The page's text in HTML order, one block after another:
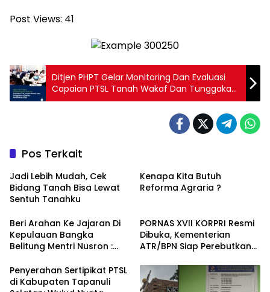
Post Views: 41
Ditjen PHPT Gelar Monitoring Dan Evaluasi
Capaian PTSL Tanah Wakaf Dan Tunggakan
Layanan Pertanahan 2024
Pos Terkait
Jadi Lebih Mudah, Cek
Bidang Tanah Bisa Lewat
Sentuh Tanahku
Kenapa Kita Butuh
Reforma Agraria ?
Beri Arahan Ke Jajaran Di
Kepulauan Bangka
Belitung Mentri Nusron :
Tanah Rakyat Aman
PORNAS XVII KORPRI Resmi
Dibuka, Kementerian
ATR/BPN Siap Perebutkan
Olahraga
Penyerahan Sertipikat PTSL
di Kabupaten Tapanuli